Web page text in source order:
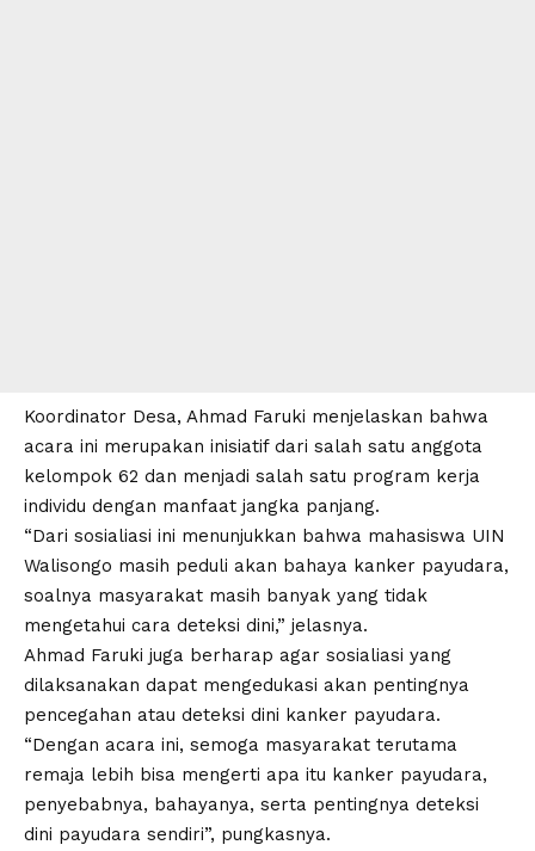
Koordinator Desa, Ahmad Faruki menjelaskan bahwa
acara ini merupakan inisiatif dari salah satu anggota
kelompok 62 dan menjadi salah satu program kerja
individu dengan manfaat jangka panjang.
“Dari sosialiasi ini menunjukkan bahwa mahasiswa UIN
Walisongo masih peduli akan bahaya kanker payudara,
soalnya masyarakat masih banyak yang tidak
mengetahui cara deteksi dini,” jelasnya.
Ahmad Faruki juga berharap agar sosialiasi yang
dilaksanakan dapat mengedukasi akan pentingnya
pencegahan atau deteksi dini kanker payudara.
“Dengan acara ini, semoga masyarakat terutama
remaja lebih bisa mengerti apa itu kanker payudara,
penyebabnya, bahayanya, serta pentingnya deteksi
dini payudara sendiri”, pungkasnya.